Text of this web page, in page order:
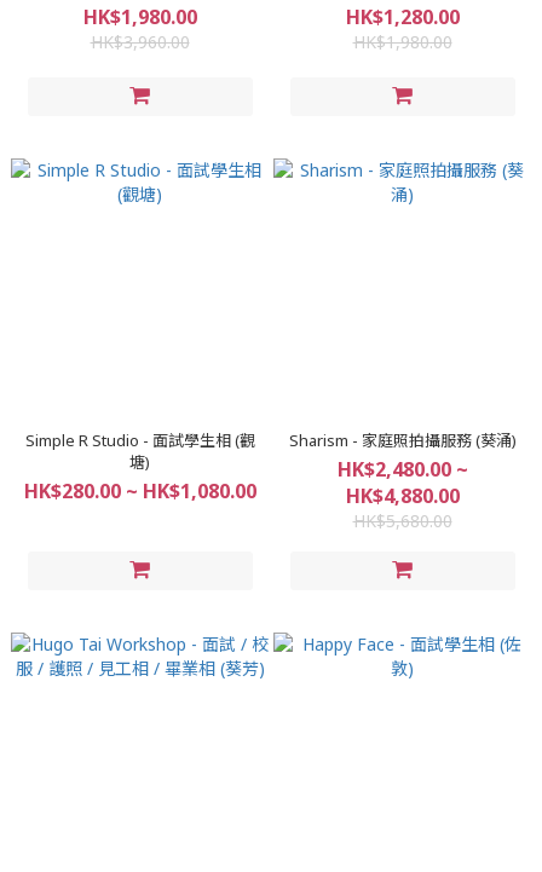
HK$1,980.00
HK$3,960.00
HK$1,280.00
HK$1,980.00
Simple R Studio - 面試學生相 (觀
塘)
HK$280.00 ~ HK$1,080.00
Sharism - 家庭照拍攝服務 (葵涌)
HK$2,480.00 ~
HK$4,880.00
HK$5,680.00